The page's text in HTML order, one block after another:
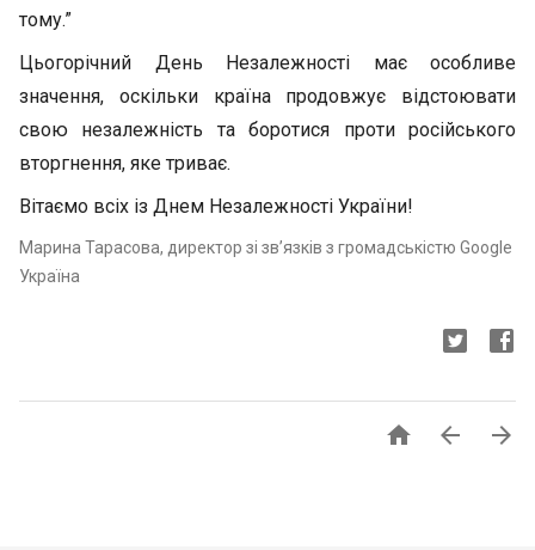
тому.”
Цьогорічний День Незалежності має особливе
значення, оскільки країна продовжує відстоювати
свою незалежність та боротися проти російського
вторгнення, яке триває.
Вітаємо всіх із Днем Незалежності України!
Марина Тарасова, директор зі зв’язків з громадськістю Google
Україна
  